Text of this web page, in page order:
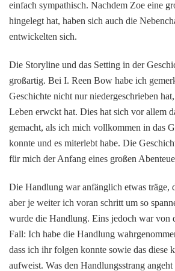
einfach sympathisch. Nachdem Zoe eine
hingelegt hat, haben sich auch die
entwickelten sich.
Die Storyline und das Setting in der
großartig. Bei I. Reen Bow habe ich
Geschichte nicht nur niedergeschrieben
Leben erwckt hat. Dies hat sich vor allem
gemacht, als ich mich vollkommen in das
konnte und es miterlebt habe. Die
für mich der Anfang eines großen
Die Handlung war anfänglich etwas träge,
aber je weiter ich voran schritt um so
wurde die Handlung. Eins jedoch war von
Fall: Ich habe die Handlung
dass ich ihr folgen konnte sowie das diese
aufweist. Was den Handlungsstrang angeht